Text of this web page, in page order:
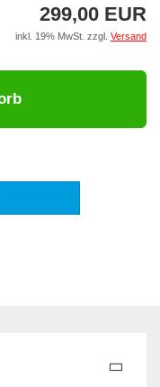
299,00 EUR
inkl. 19% MwSt. zzgl. Versand